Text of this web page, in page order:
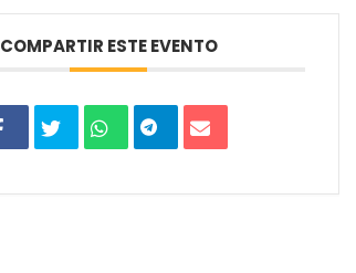
COMPARTIR ESTE EVENTO